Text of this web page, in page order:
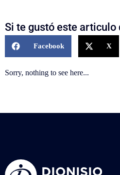
Si te gustó este
Facebook X
Sorry, nothing to see here...